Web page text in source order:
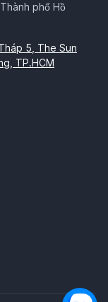
phố Hồ
5, The Sun
TP.HCM